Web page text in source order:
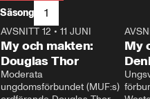
Säsong 1
26:27
AVSNITT 12 • 11 JUNI
My och makten:
Douglas Thor
Moderata
ungdomsförbundet (MUF:s)
My